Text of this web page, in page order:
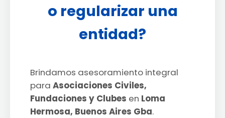
o regularizar una
entidad?
Brindamos asesoramiento integral
para Asociaciones Civiles,
Fundaciones y Clubes en Loma
Hermosa, Buenos Aires Gba.